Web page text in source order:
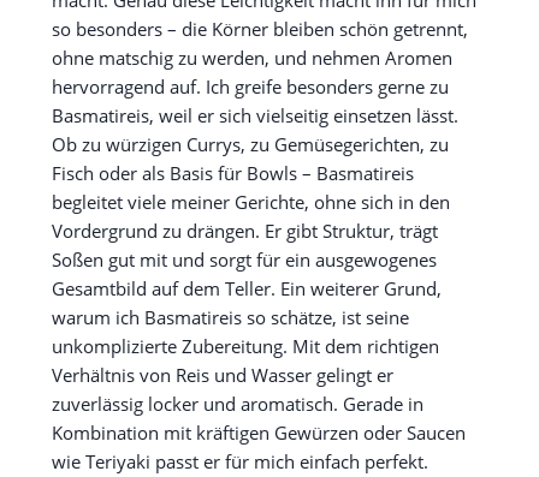
so besonders – die Körner bleiben schön getrennt,
ohne matschig zu werden, und nehmen Aromen
hervorragend auf. Ich greife besonders gerne zu
Basmatireis, weil er sich vielseitig einsetzen lässt.
Ob zu würzigen Currys, zu Gemüsegerichten, zu
Fisch oder als Basis für Bowls – Basmatireis
begleitet viele meiner Gerichte, ohne sich in den
Vordergrund zu drängen. Er gibt Struktur, trägt
Soßen gut mit und sorgt für ein ausgewogenes
Gesamtbild auf dem Teller. Ein weiterer Grund,
warum ich Basmatireis so schätze, ist seine
unkomplizierte Zubereitung. Mit dem richtigen
Verhältnis von Reis und Wasser gelingt er
zuverlässig locker und aromatisch. Gerade in
Kombination mit kräftigen Gewürzen oder Saucen
wie Teriyaki passt er für mich einfach perfekt.